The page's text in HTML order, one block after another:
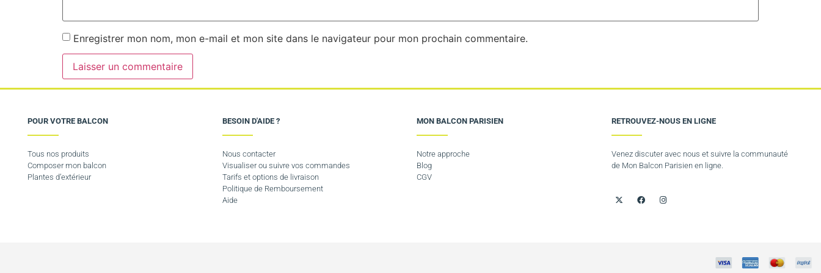
Enregistrer mon nom, mon e-mail et mon site dans le navigateur pour mon prochain commentaire.
POUR VOTRE BALCON
Tous nos produits
Composer mon balcon
Plantes d’extérieur
BESOIN D'AIDE ?
Nous contacter
Visualiser ou suivre vos commandes
Tarifs et options de livraison
Politique de Remboursement
Aide
MON BALCON PARISIEN
Notre approche
Blog
CGV
RETROUVEZ-NOUS EN LIGNE
Venez discuter avec nous et suivre la communauté
de Mon Balcon Parisien en ligne.